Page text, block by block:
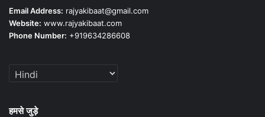
Email Address: rajyakibaat@gmail.com
Website: www.rajyakibaat.com
Phone Number: +919634286608
हमसे जुड़े